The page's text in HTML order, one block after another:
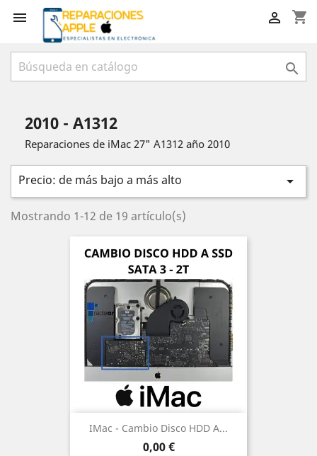
 shopping_cart


2010 - A1312
Reparaciones de iMac 27" A1312 año 2010
Precio: de más bajo a más alto 
Mostrando 1-12 de 19 artículo(s)
IMac - Cambio Disco HDD A...
Precio
0,00 €